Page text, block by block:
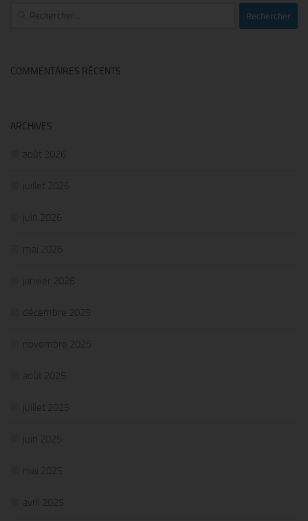
Rechercher :
COMMENTAIRES RÉCENTS
ARCHIVES
août 2026
juillet 2026
juin 2026
mai 2026
janvier 2026
décembre 2025
novembre 2025
août 2025
juillet 2025
juin 2025
mai 2025
avril 2025